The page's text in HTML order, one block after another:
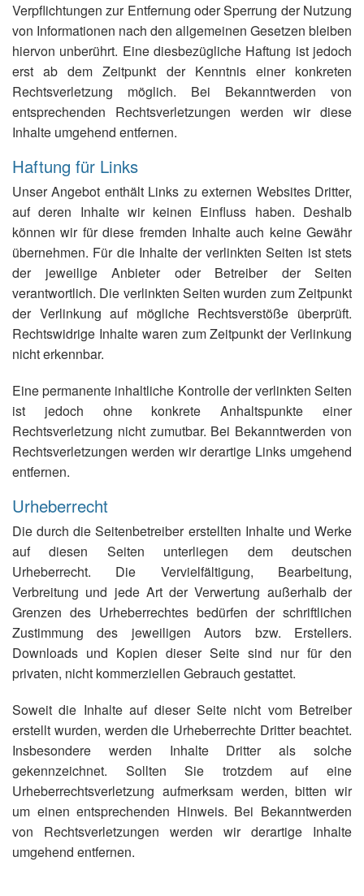
Verpflichtungen zur Entfernung oder Sperrung der Nutzung
von Informationen nach den allgemeinen Gesetzen bleiben
hiervon unberührt. Eine diesbezügliche Haftung ist jedoch
erst ab dem Zeitpunkt der Kenntnis einer konkreten
Rechtsverletzung möglich. Bei Bekanntwerden von
entsprechenden Rechtsverletzungen werden wir diese
Inhalte umgehend entfernen.
Haftung für Links
Unser Angebot enthält Links zu externen Websites Dritter,
auf deren Inhalte wir keinen Einfluss haben. Deshalb
können wir für diese fremden Inhalte auch keine Gewähr
übernehmen. Für die Inhalte der verlinkten Seiten ist stets
der jeweilige Anbieter oder Betreiber der Seiten
verantwortlich. Die verlinkten Seiten wurden zum Zeitpunkt
der Verlinkung auf mögliche Rechtsverstöße überprüft.
Rechtswidrige Inhalte waren zum Zeitpunkt der Verlinkung
nicht erkennbar.
Eine permanente inhaltliche Kontrolle der verlinkten Seiten
ist jedoch ohne konkrete Anhaltspunkte einer
Rechtsverletzung nicht zumutbar. Bei Bekanntwerden von
Rechtsverletzungen werden wir derartige Links umgehend
entfernen.
Urheberrecht
Die durch die Seitenbetreiber erstellten Inhalte und Werke
auf diesen Seiten unterliegen dem deutschen
Urheberrecht. Die Vervielfältigung, Bearbeitung,
Verbreitung und jede Art der Verwertung außerhalb der
Grenzen des Urheberrechtes bedürfen der schriftlichen
Zustimmung des jeweiligen Autors bzw. Erstellers.
Downloads und Kopien dieser Seite sind nur für den
privaten, nicht kommerziellen Gebrauch gestattet.
Soweit die Inhalte auf dieser Seite nicht vom Betreiber
erstellt wurden, werden die Urheberrechte Dritter beachtet.
Insbesondere werden Inhalte Dritter als solche
gekennzeichnet. Sollten Sie trotzdem auf eine
Urheberrechtsverletzung aufmerksam werden, bitten wir
um einen entsprechenden Hinweis. Bei Bekanntwerden
von Rechtsverletzungen werden wir derartige Inhalte
umgehend entfernen.